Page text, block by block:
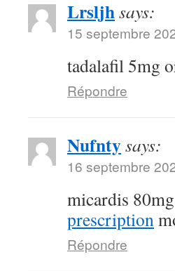
Lrsljhsays:
15 septembre
tadalafil 5mg
Répondre
Nufntysays:
16 septembre
micardis
prescription
Répondre